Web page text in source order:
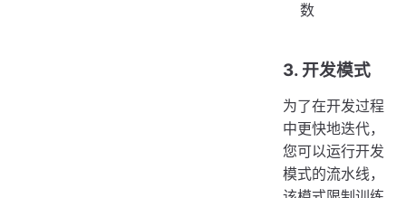
数
3. 开发模式
为了在开发过程
中更快地迭代，
您可以运行开发
模式的流水线，